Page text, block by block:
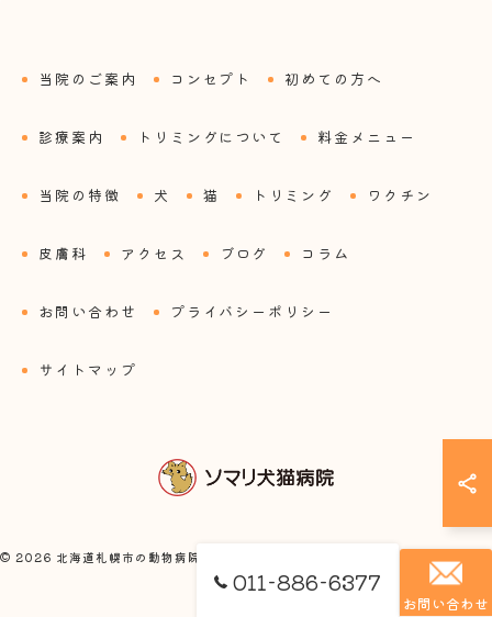
011-886-6377
お問い合わせ
当院のご案内 コンセプト 初めての方へ
診療案内 トリミングについて 料金メニュー
当院の特徴 犬 猫 トリミング ワクチン
皮膚科 アクセス ブログ コラム
お問い合わせ プライバシーポリシー
サイトマップ
© 2026 北海道札幌市の動物病院ならソマリ犬猫病院 ALL RIGHTS RESERVED.